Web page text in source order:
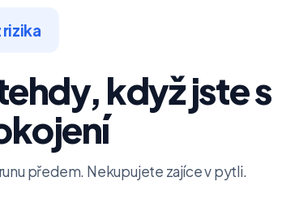
rizika
když jste s
předem. Nekupujete zajíce v pytli.